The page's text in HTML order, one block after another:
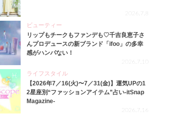
2026.7.8
ビューティー
リップもチークもファンデも♡千吉良恵子さ
んプロデュースの新ブランド「ifoo」の多幸
感がハンパない！
2026.7.10
ライフスタイル
【2026年7／16(火)〜7／31(金)】運気UPの1
2星座別“ファッションアイテム”占い-itSnap
Magazine-
2026.7.16